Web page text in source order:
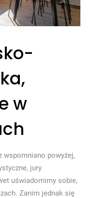
w
wspomniano powyżej,
jury
uświadomimy sobie,
Zanim jednak się